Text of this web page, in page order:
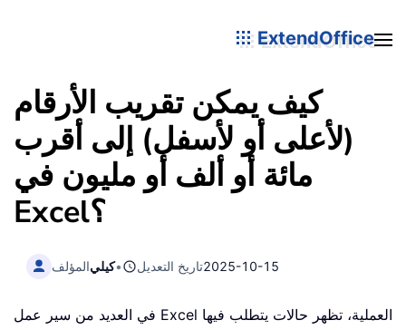
ExtendOffice
كيف يمكن تقريب الأرقام
(لأعلى أو لأسفل) إلى أقرب
مائة أو ألف أو مليون في
Excel؟
المؤلفكيلي• تاريخ التعديل2025-10-15
في العديد من سير عمل Excel العملية، تظهر حالات يتطلب فيها